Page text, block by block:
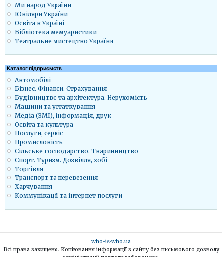
Ми народ України
Ювіляри України
Освіта в Україні
Бібліотека мемуаристики
Театральне мистецтво України
Каталог підприємств
Автомобілі
Бізнес. Фінанси. Страхування
Будівництво та архітектура. Нерухомість
Машини та устаткування
Медіа (ЗМІ), інформація, друк
Освіта та культура
Послуги, сервіс
Промисловість
Сільське господарство. Тваринництво
Спорт. Туризм. Дозвілля, хобі
Торгівля
Транспорт та перевезення
Харчування
Коммунікації та інтернет послуги
who-is-who.ua
Всі права захищено. Копіювання інформації з сайту без письмового дозволу